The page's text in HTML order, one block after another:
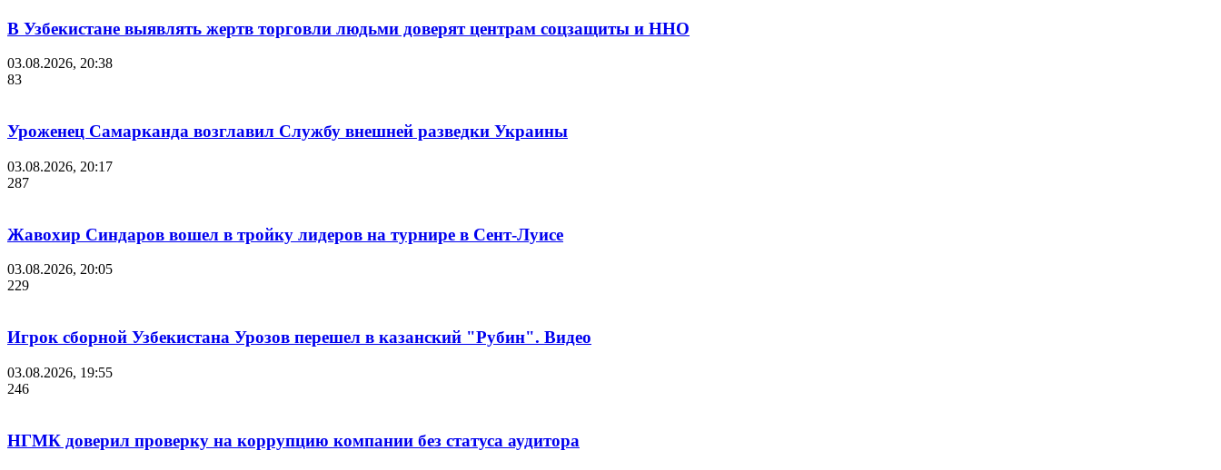
В Узбекистане выявлять жертв торговли людьми доверят центрам соцзащиты и ННО
03.08.2026, 20:38
83
Уроженец Самарканда возглавил Службу внешней разведки Украины
03.08.2026, 20:17
287
Жавохир Синдаров вошел в тройку лидеров на турнире в Сент-Луисе
03.08.2026, 20:05
229
Игрок сборной Узбекистана Урозов перешел в казанский "Рубин". Видео
03.08.2026, 19:55
246
НГМК доверил проверку на коррупцию компании без статуса аудитора